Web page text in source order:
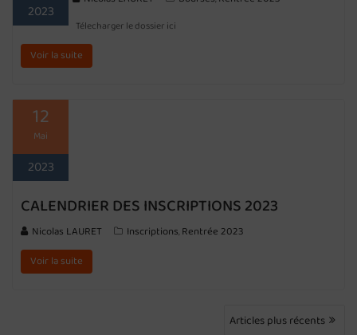
2023
Télecharger le dossier ici
Voir la suite
12
Mai
2023
CALENDRIER DES INSCRIPTIONS 2023
Nicolas LAURET Inscriptions, Rentrée 2023
Voir la suite
Articles plus récents